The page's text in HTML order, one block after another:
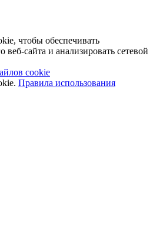
чтобы обеспечивать
сайта и анализировать сетевой
cookie
Правила использования